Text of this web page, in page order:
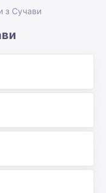
з Сучави